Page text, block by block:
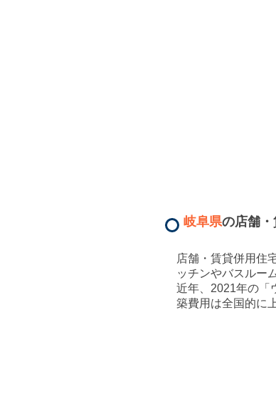
岐阜県の店舗
店舗・賃貸併用住
ッチンやバスルー
近年、2021年の「
築費用は全国的に